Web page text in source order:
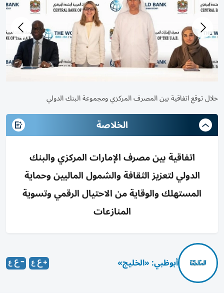
خلال توقيع الاتفاقية
خلال توقع اتفاقية بين المصرف المركزي ومجموعة البنك الدولي
الخلاصة
اتفاقية بين مصرف الإمارات المركزي والبنك
الدولي لتعزيز الثقافة والشمول الماليين وحماية
المستهلك والوقاية من الاحتيال الرقمي وتسوية
المنازعات
أبوظبي: «الخليج»